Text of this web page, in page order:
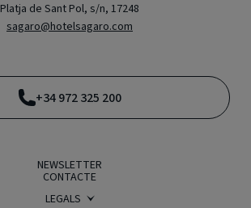
Platja de Sant Pol, s/n, 17248
sagaro@hotelsagaro.com
+34 972 325 200
NEWSLETTER
CONTACTE
LEGALS